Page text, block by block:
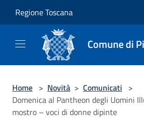
Regione Toscana
Comune di
Home > Novità > Comunicati >
Domenica al Pantheon degli Uomini
mostro – voci di donne dipinte